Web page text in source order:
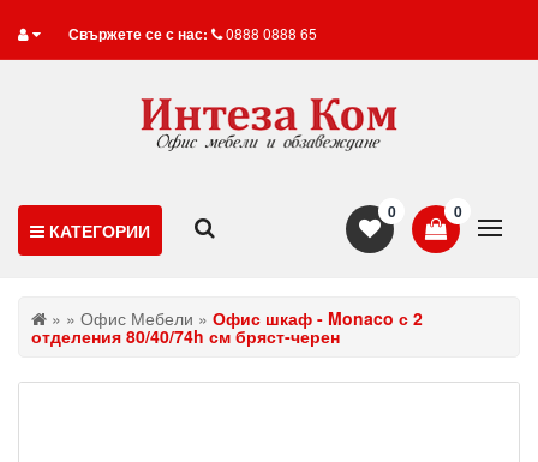
Свържете се с нас: 0888 0888 65
КАТЕГОРИИ
0
0
» » Офис Мебели » Офис шкаф - Monaco с 2
отделения 80/40/74h см бряст-черен